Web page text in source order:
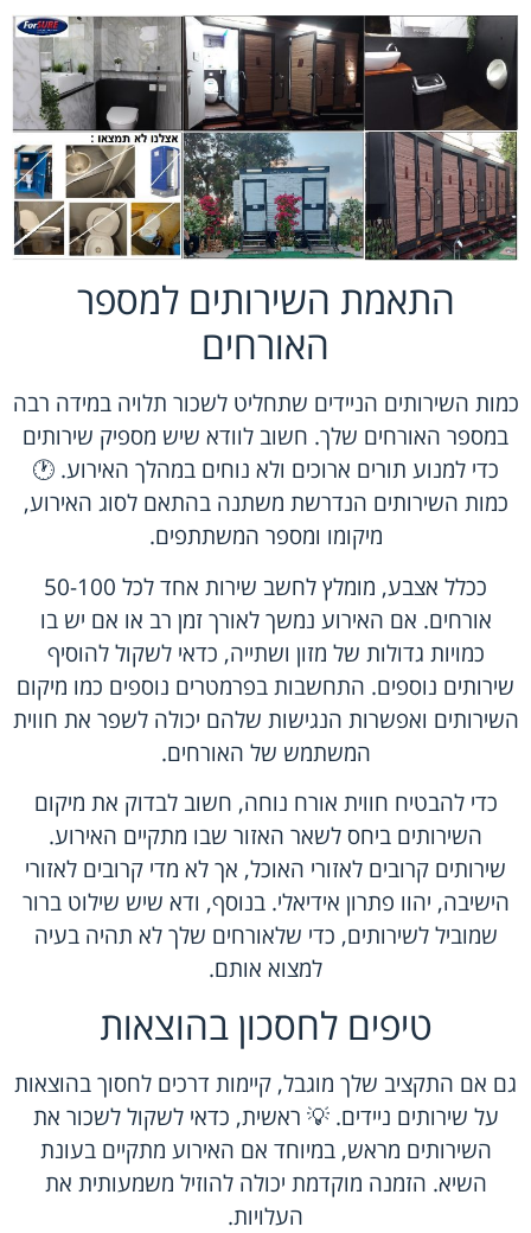
התאמת השירותים למספר
האורחים
כמות השירותים הניידים שתחליט לשכור תלויה במידה רבה
במספר האורחים שלך. חשוב לוודא שיש מספיק שירותים
כדי למנוע תורים ארוכים ולא נוחים במהלך האירוע. 🕐
כמות השירותים הנדרשת משתנה בהתאם לסוג האירוע,
מיקומו ומספר המשתתפים.
ככלל אצבע, מומלץ לחשב שירות אחד לכל 50-100
אורחים. אם האירוע נמשך לאורך זמן רב או אם יש בו
כמויות גדולות של מזון ושתייה, כדאי לשקול להוסיף
שירותים נוספים. התחשבות בפרמטרים נוספים כמו מיקום
השירותים ואפשרות הנגישות שלהם יכולה לשפר את חווית
המשתמש של האורחים.
כדי להבטיח חווית אורח נוחה, חשוב לבדוק את מיקום
השירותים ביחס לשאר האזור שבו מתקיים האירוע.
שירותים קרובים לאזורי האוכל, אך לא מדי קרובים לאזורי
הישיבה, יהוו פתרון אידיאלי. בנוסף, ודא שיש שילוט ברור
שמוביל לשירותים, כדי שלאורחים שלך לא תהיה בעיה
למצוא אותם.
טיפים לחסכון בהוצאות
גם אם התקציב שלך מוגבל, קיימות דרכים לחסוך בהוצאות
על שירותים ניידים. 💡 ראשית, כדאי לשקול לשכור את
השירותים מראש, במיוחד אם האירוע מתקיים בעונת
השיא. הזמנה מוקדמת יכולה להוזיל משמעותית את
העלויות.